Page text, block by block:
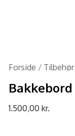
Forside / Tilbehør
1.500,00 kr.